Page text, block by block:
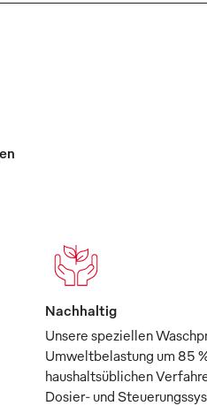
Nachhaltig
Unsere speziellen
Umweltbelastung um 85
haushaltsüblichen
Dosier- und